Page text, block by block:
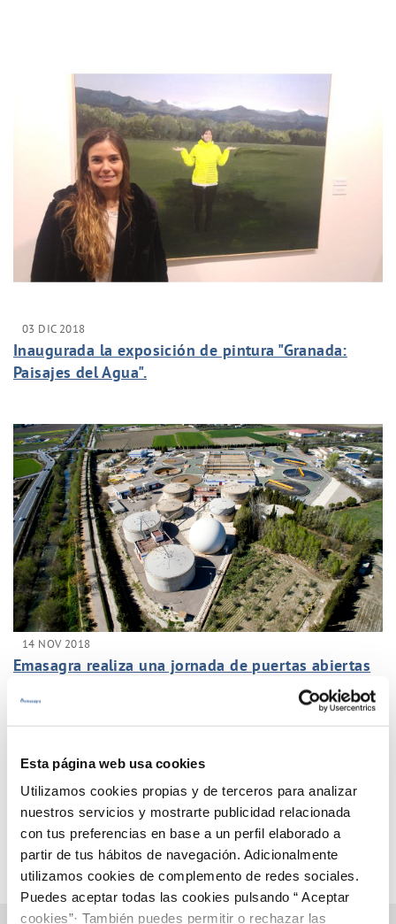
Esta página web usa cookies
Utilizamos cookies propias y de terceros para analizar
nuestros servicios y mostrarte publicidad relacionada
con tus preferencias en base a un perfil elaborado a
partir de tus hábitos de navegación. Adicionalmente
utilizamos cookies de complemento de redes sociales.
Puedes aceptar todas las cookies pulsando “ Aceptar
cookies”· También puedes permitir o rechazar las
03 DIC 2018
Inaugurada la exposición de pintura "Granada:
Paisajes del Agua".
14 NOV 2018
Emasagra realiza una jornada de puertas abiertas
en sus instalaciones de depuración el día 19 de
Noviembre
Página 30 de 33